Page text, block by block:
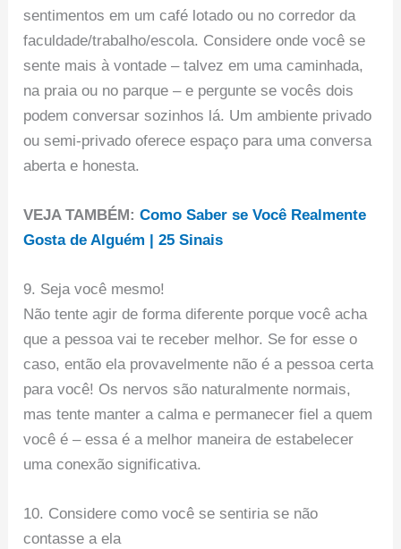
sentimentos em um café lotado ou no corredor da
faculdade/trabalho/escola. Considere onde você se
sente mais à vontade – talvez em uma caminhada,
na praia ou no parque – e pergunte se vocês dois
podem conversar sozinhos lá. Um ambiente privado
ou semi-privado oferece espaço para uma conversa
aberta e honesta.
VEJA TAMBÉM:Como Saber se Você Realmente
Gosta de Alguém | 25 Sinais
9. Seja você mesmo!
Não tente agir de forma diferente porque você acha
que a pessoa vai te receber melhor. Se for esse o
caso, então ela provavelmente não é a pessoa certa
para você! Os nervos são naturalmente normais,
mas tente manter a calma e permanecer fiel a quem
você é – essa é a melhor maneira de estabelecer
uma conexão significativa.
10. Considere como você se sentiria se não
contasse a ela